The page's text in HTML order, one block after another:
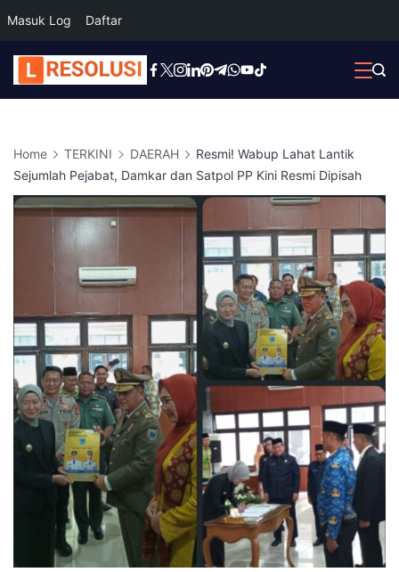
Masuk Log Daftar
Skip
to
Home TERKINI DAERAH
Resmi! Wabup Lahat Lantik
Sejumlah Pejabat, Damkar dan Satpol PP Kini Resmi Dipisah